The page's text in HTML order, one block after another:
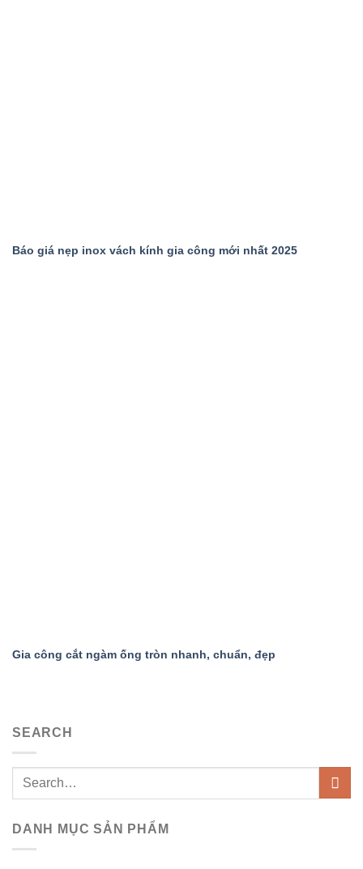
Báo giá nẹp inox vách kính gia công mới nhất 2025
Gia công cắt ngàm ống tròn nhanh, chuẩn, đẹp
SEARCH
DANH MỤC SẢN PHẨM